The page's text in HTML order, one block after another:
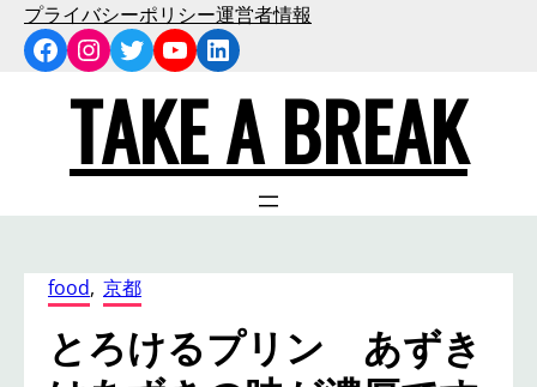
プライバシーポリシー運営者情報
Facebook
Instagram
Twitter
YouTube
LinkedIn
TAKE A BREAK
food, 京都
とろけるプリン あずき